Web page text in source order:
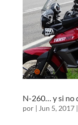
N-260… y si no
por | Jun 5, 2017|